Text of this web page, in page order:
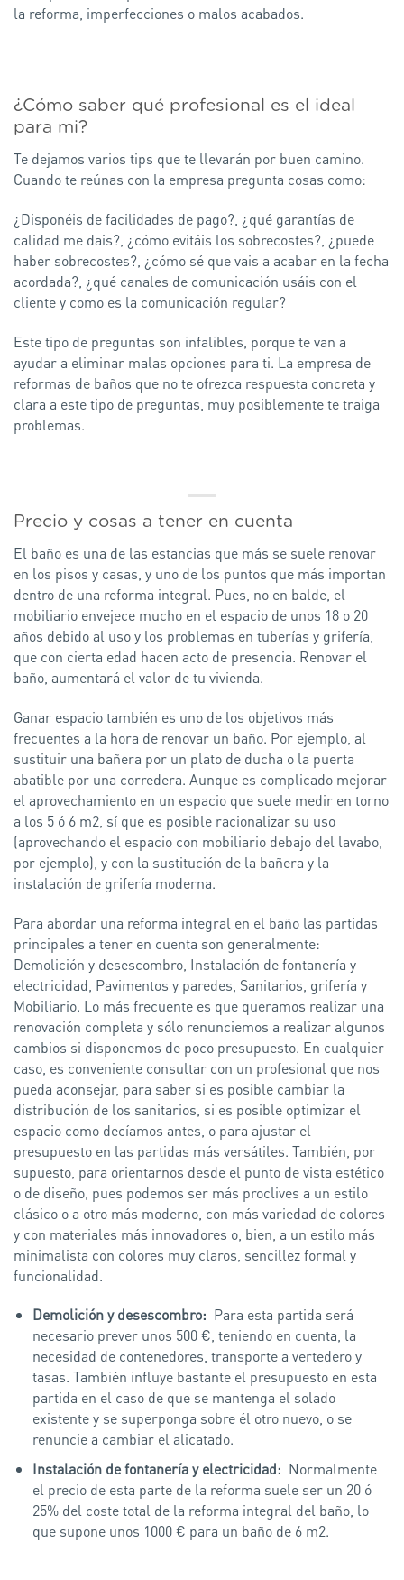
la reforma, imperfecciones o malos acabados.
¿Cómo saber qué profesional es el ideal
para mi?
Te dejamos varios tips que te llevarán por buen camino.
Cuando te reúnas con la empresa pregunta cosas como:
¿Disponéis de facilidades de pago?, ¿qué garantías de
calidad me dais?, ¿cómo evitáis los sobrecostes?, ¿puede
haber sobrecostes?, ¿cómo sé que vais a acabar en la fecha
acordada?, ¿qué canales de comunicación usáis con el
cliente y como es la comunicación regular?
Este tipo de preguntas son infalibles, porque te van a
ayudar a eliminar malas opciones para ti. La empresa de
reformas de baños que no te ofrezca respuesta concreta y
clara a este tipo de preguntas, muy posiblemente te traiga
problemas.
Precio y cosas a tener en cuenta
El baño es una de las estancias que más se suele renovar
en los pisos y casas, y uno de los puntos que más importan
dentro de una reforma integral. Pues, no en balde, el
mobiliario envejece mucho en el espacio de unos 18 o 20
años debido al uso y los problemas en tuberías y grifería,
que con cierta edad hacen acto de presencia. Renovar el
baño, aumentará el valor de tu vivienda.
Ganar espacio también es uno de los objetivos más
frecuentes a la hora de renovar un baño. Por ejemplo, al
sustituir una bañera por un plato de ducha o la puerta
abatible por una corredera. Aunque es complicado mejorar
el aprovechamiento en un espacio que suele medir en torno
a los 5 ó 6 m2, sí que es posible racionalizar su uso
(aprovechando el espacio con mobiliario debajo del lavabo,
por ejemplo), y con la sustitución de la bañera y la
instalación de grifería moderna.
Para abordar una reforma integral en el baño las partidas
principales a tener en cuenta son generalmente:
Demolición y desescombro, Instalación de fontanería y
electricidad, Pavimentos y paredes, Sanitarios, grifería y
Mobiliario. Lo más frecuente es que queramos realizar una
renovación completa y sólo renunciemos a realizar algunos
cambios si disponemos de poco presupuesto. En cualquier
caso, es conveniente consultar con un profesional que nos
pueda aconsejar, para saber si es posible cambiar la
distribución de los sanitarios, si es posible optimizar el
espacio como decíamos antes, o para ajustar el
presupuesto en las partidas más versátiles. También, por
supuesto, para orientarnos desde el punto de vista estético
o de diseño, pues podemos ser más proclives a un estilo
clásico o a otro más moderno, con más variedad de colores
y con materiales más innovadores o, bien, a un estilo más
minimalista con colores muy claros, sencillez formal y
funcionalidad.
Demolición y desescombro: Para esta partida será
necesario prever unos 500 €, teniendo en cuenta, la
necesidad de contenedores, transporte a vertedero y
tasas. También influye bastante el presupuesto en esta
partida en el caso de que se mantenga el solado
existente y se superponga sobre él otro nuevo, o se
renuncie a cambiar el alicatado.
Instalación de fontanería y electricidad: Normalmente
el precio de esta parte de la reforma suele ser un 20 ó
25% del coste total de la reforma integral del baño, lo
que supone unos 1000 € para un baño de 6 m2.